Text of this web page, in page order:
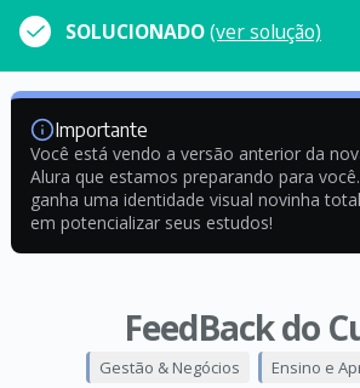
SOLUCIONADO(ver solução)
Importante
Você está vendo a versão anterior da
Alura que estamos preparando para
ganha uma identidade visual novinha
em potencializar seus estudos!
FeedBack do
Gestão & Negócios Ensino e